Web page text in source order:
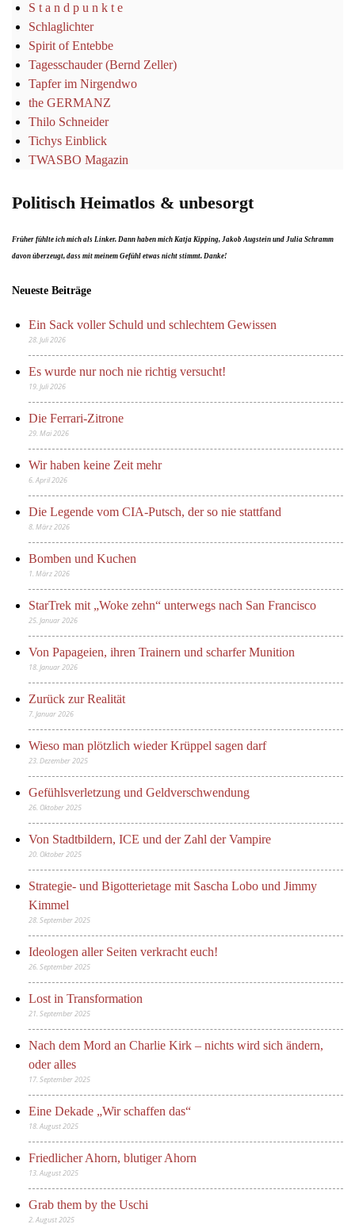
S t a n d p u n k t e
Schlaglichter
Spirit of Entebbe
Tagesschauder (Bernd Zeller)
Tapfer im Nirgendwo
the GERMANZ
Thilo Schneider
Tichys Einblick
TWASBO Magazin
Politisch Heimatlos & unbesorgt
Früher fühlte ich mich als Linker. Dann haben mich Katja Kipping, Jakob Augstein und Julia Schramm
davon überzeugt, dass mit meinem Gefühl etwas nicht stimmt. Danke!
Neueste Beiträge
Ein Sack voller Schuld und schlechtem Gewissen
28. Juli 2026
Es wurde nur noch nie richtig versucht!
19. Juli 2026
Die Ferrari-Zitrone
29. Mai 2026
Wir haben keine Zeit mehr
6. April 2026
Die Legende vom CIA-Putsch, der so nie stattfand
8. März 2026
Bomben und Kuchen
1. März 2026
StarTrek mit „Woke zehn“ unterwegs nach San Francisco
25. Januar 2026
Von Papageien, ihren Trainern und scharfer Munition
18. Januar 2026
Zurück zur Realität
7. Januar 2026
Wieso man plötzlich wieder Krüppel sagen darf
23. Dezember 2025
Gefühlsverletzung und Geldverschwendung
26. Oktober 2025
Von Stadtbildern, ICE und der Zahl der Vampire
20. Oktober 2025
Strategie- und Bigotterietage mit Sascha Lobo und Jimmy
Kimmel
28. September 2025
Ideologen aller Seiten verkracht euch!
26. September 2025
Lost in Transformation
21. September 2025
Nach dem Mord an Charlie Kirk – nichts wird sich ändern,
oder alles
17. September 2025
Eine Dekade „Wir schaffen das“
18. August 2025
Friedlicher Ahorn, blutiger Ahorn
13. August 2025
Grab them by the Uschi
2. August 2025